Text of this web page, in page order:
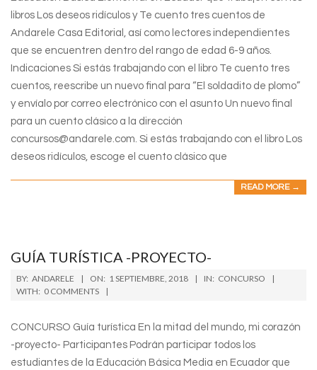
libros Los deseos ridículos y Te cuento tres cuentos de
Andarele Casa Editorial, así como lectores independientes
que se encuentren dentro del rango de edad 6-9 años.
Indicaciones Si estás trabajando con el libro Te cuento tres
cuentos, reescribe un nuevo final para “El soldadito de plomo”
y envíalo por correo electrónico con el asunto Un nuevo final
para un cuento clásico a la dirección
concursos@andarele.com. Si estás trabajando con el libro Los
deseos ridículos, escoge el cuento clásico que
READ MORE →
GUÍA TURÍSTICA -PROYECTO-
2018-
09-
BY: ANDARELE ON: 1 SEPTIEMBRE, 2018 IN: CONCURSO
WITH: 0 COMMENTS
CONCURSO Guía turística En la mitad del mundo, mi corazón
-proyecto- Participantes Podrán participar todos los
estudiantes de la Educación Básica Media en Ecuador que